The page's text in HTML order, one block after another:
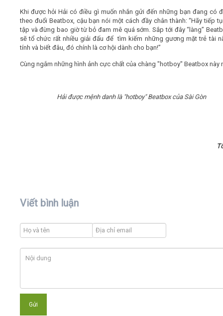
Khi được hỏi Hải có điều gì muốn nhắn gửi đến những bạn đang có
theo đuổi Beatbox, cậu bạn nói một cách đầy chân thành: “Hãy tiếp
tập và đừng bao giờ từ bỏ đam mê quá sớm. Sắp tới đây “làng”
sẽ tổ chức rất nhiều giải đấu để tìm kiếm những gương mặt trẻ tài
tính và biết đâu, đó chính là cơ hội dành cho bạn!”
Cùng ngắm những hình ảnh cực chất của chàng "hotboy" Beatbox này
Hải được mệnh danh là "hotboy" Beatbox của Sài Gòn
Viết bình luận